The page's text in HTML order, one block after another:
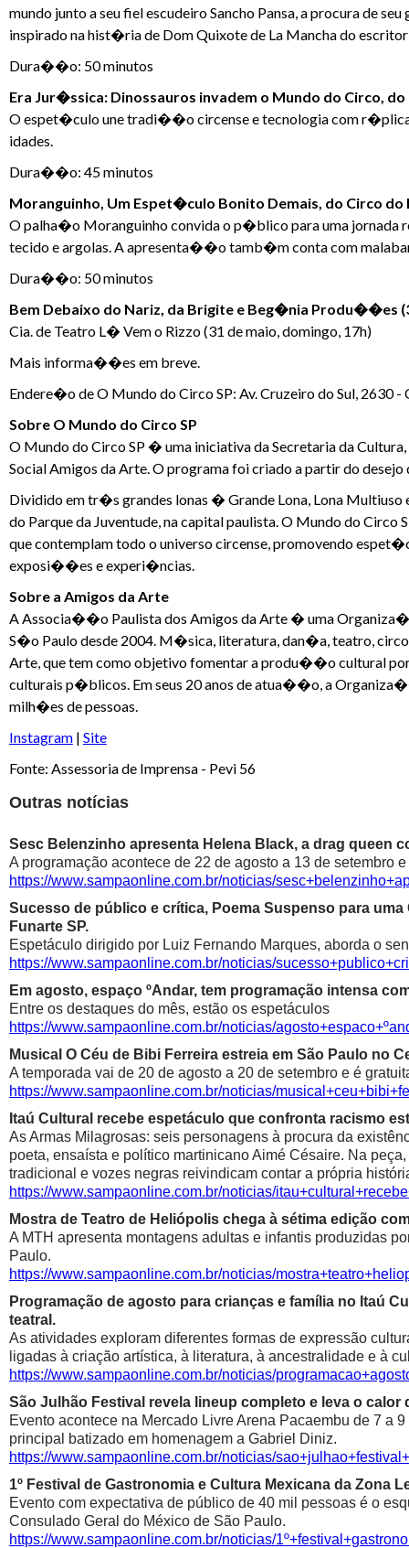
mundo junto a seu fiel escudeiro Sancho Pansa, a procura
inspirado na hist�ria de Dom Quixote de La Mancha do
Dura��o: 50 minutos
Era Jur�ssica: Dinossauros invadem o Mundo do Circo,
O espet�culo une tradi��o circense e tecnologia com
idades.
Dura��o: 45 minutos
Moranguinho, Um Espet�culo Bonito Demais, do Circo
O palha�o Moranguinho convida o p�blico para uma jornada
tecido e argolas. A apresenta��o tamb�m conta com
Dura��o: 50 minutos
Bem Debaixo do Nariz, da Brigite e Beg�nia Produ��es
Cia. de Teatro L� Vem o Rizzo (31 de maio, domingo, 17h)
Mais informa��es em breve.
Endere�o de O Mundo do Circo SP: Av. Cruzeiro do Sul, 2630
Sobre O Mundo do Circo SP
O Mundo do Circo SP � uma iniciativa da Secretaria da
Social Amigos da Arte. O programa foi criado a partir do
Dividido em tr�s grandes lonas � Grande Lona, Lona
do Parque da Juventude, na capital paulista. O Mundo do
que contemplam todo o universo circense, promovendo
exposi��es e experi�ncias.
Sobre a Amigos da Arte
A Associa��o Paulista dos Amigos da Arte � uma
S�o Paulo desde 2004. M�sica, literatura, dan�a, teatro,
Arte, que tem como objetivo fomentar a produ��o cultural
culturais p�blicos. Em seus 20 anos de atua��o, a
milh�es de pessoas.
Instagram| Site
Fonte: Assessoria de Imprensa - Pevi 56
Outras notícias
Sesc Belenzinho apresenta Helena Black, a drag queen
A programação acontece de 22 de agosto a 13 de setembro
https://www.sampaonline.com.br/noticias/
Sucesso de público e crítica, Poema Suspenso para
Funarte SP.
Espetáculo dirigido por Luiz Fernando Marques, aborda o
https://www.sampaonline.com.br/noticias/
Em agosto, espaço ºAndar, tem programação intensa
Entre os destaques do mês, estão os espetáculos
https://www.sampaonline.com.br/noticias/
Musical O Céu de Bibi Ferreira estreia em São Paulo no
A temporada vai de 20 de agosto a 20 de setembro e é
https://www.sampaonline.com.br/noticias/
Itaú Cultural recebe espetáculo que confronta racismo
As Armas Milagrosas: seis personagens à procura da
poeta, ensaísta e político martinicano Aimé Césaire. Na
tradicional e vozes negras reivindicam contar a própria
https://www.sampaonline.com.br/noticias/
Mostra de Teatro de Heliópolis chega à sétima edição
A MTH apresenta montagens adultas e infantis produzidas
Paulo.
https://www.sampaonline.com.br/noticias/
Programação de agosto para crianças e família no Itaú
teatral.
As atividades exploram diferentes formas de expressão
ligadas à criação artística, à literatura, à ancestralidade e à
https://www.sampaonline.com.br/noticias/
São Julhão Festival revela lineup completo e leva o calor
Evento acontece na Mercado Livre Arena Pacaembu de 7 a
principal batizado em homenagem a Gabriel Diniz.
https://www.sampaonline.com.br/noticias/
1º Festival de Gastronomia e Cultura Mexicana da Zona
Evento com expectativa de público de 40 mil pessoas é o
Consulado Geral do México de São Paulo.
https://www.sampaonline.com.br/noticias/